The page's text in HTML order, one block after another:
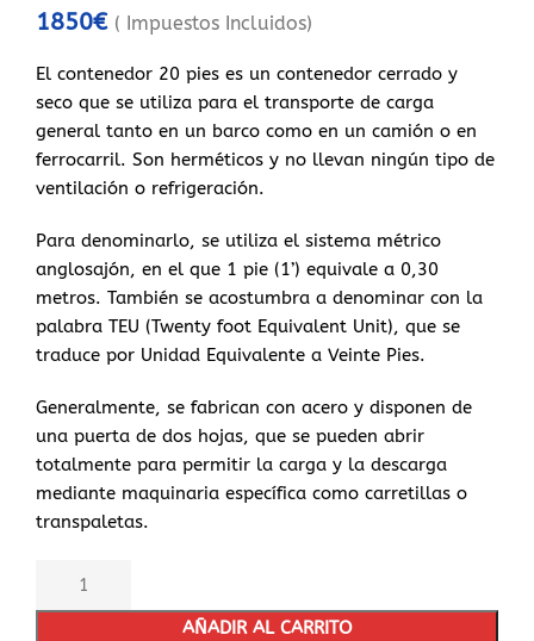
1850€ ( Impuestos Incluidos)
El contenedor 20 pies es un contenedor cerrado y
seco que se utiliza para el transporte de carga
general tanto en un barco como en un camión o en
ferrocarril. Son herméticos y no llevan ningún tipo de
ventilación o refrigeración.
Para denominarlo, se utiliza el sistema métrico
anglosajón, en el que 1 pie (1’) equivale a 0,30
metros. También se acostumbra a denominar con la
palabra TEU (Twenty foot Equivalent Unit), que se
traduce por Unidad Equivalente a Veinte Pies.
Generalmente, se fabrican con acero y disponen de
una puerta de dos hojas, que se pueden abrir
totalmente para permitir la carga y la descarga
mediante maquinaria específica como carretillas o
transpaletas.
AÑADIR AL CARRITO